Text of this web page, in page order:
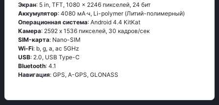
Экран: 5 in, TFT, 1080 x 2246 пикселей, 24 бит
Аккумулятор: 4080 мА·ч, Li-polymer (Литий-полимерный)
Oперационная система: Аndrоid 4.4 ΚitΚаt
Камера: 2592 x 1536 пикселей, 30 кадров/сек
SIM-карта: Nano-SIM
Wi-Fi: b, g, а, ас 5GНz
USB: 2.0, USB Type-C
Bluetooth: 4.1
Навигация: GРS, А-GРS, GLОΝАSS